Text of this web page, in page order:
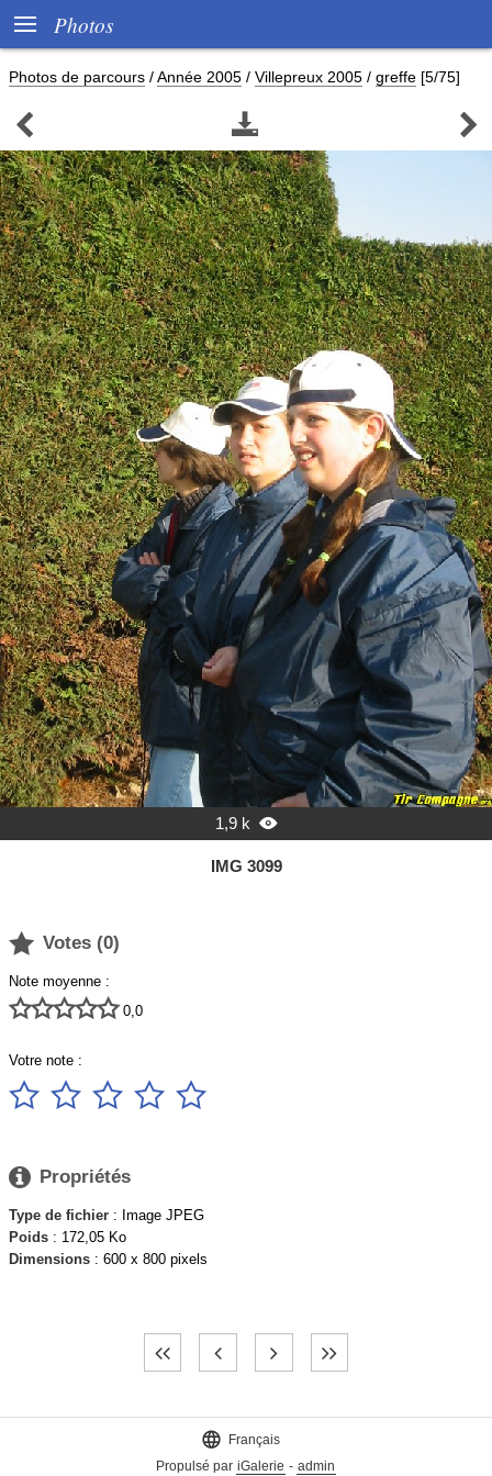
 Photos
Photos de parcours /Année 2005 / Villepreux 2005 / greffe [5/75]
  
1,9 k 
IMG 3099
 Votes (0)
Note moyenne :
 0,0
Votre note :
    
 Propriétés
Type de fichier : Image JPEG
Poids : 172,05 Ko
Dimensions : 600 x 800 pixels

Français
Propulsé par iGalerie - admin